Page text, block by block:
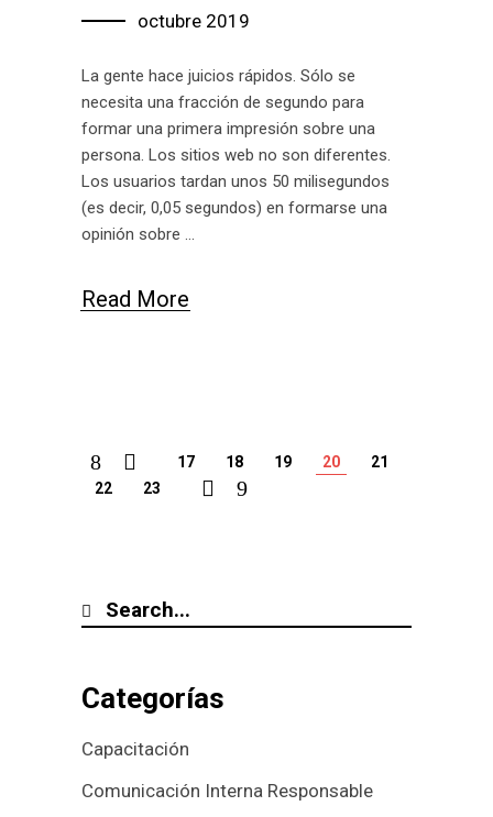
octubre 2019
La gente hace juicios rápidos. Sólo se
necesita una fracción de segundo para
formar una primera impresión sobre una
persona. Los sitios web no son diferentes.
Los usuarios tardan unos 50 milisegundos
(es decir, 0,05 segundos) en formarse una
opinión sobre
Read More
17 18 19 20
21
22
23
Categorías
Capacitación
Comunicación Interna Responsable